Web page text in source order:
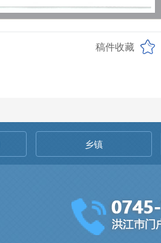
稿件收藏
乡镇